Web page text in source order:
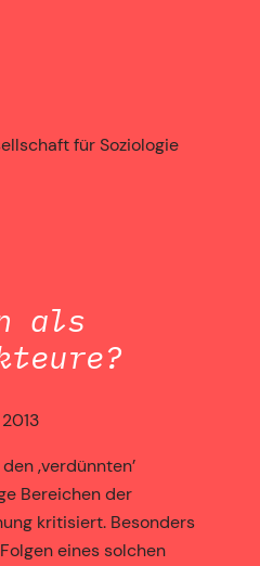
für Soziologie
als
‚verdünnten’
Bereichen der
kritisiert. Besonders
eines solchen